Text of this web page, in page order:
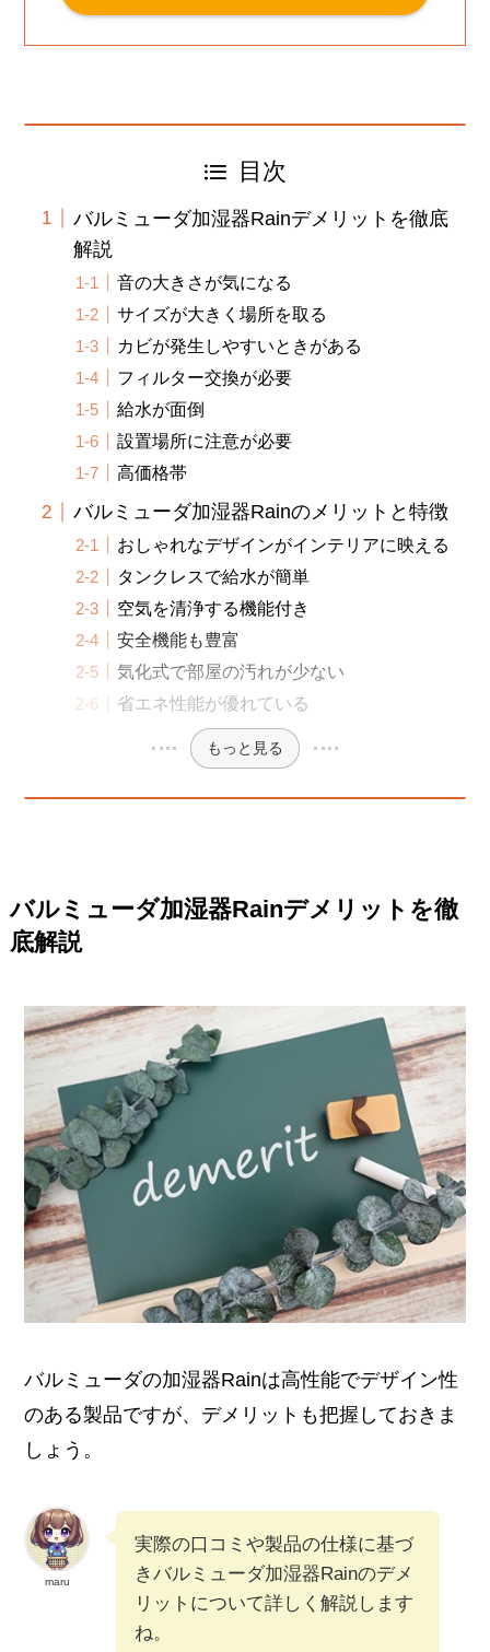
目次
バルミューダ加湿器Rainデメリットを徹底
解説
音の大きさが気になる
サイズが大きく場所を取る
カビが発生しやすいときがある
フィルター交換が必要
給水が面倒
設置場所に注意が必要
高価格帯
バルミューダ加湿器Rainのメリットと特徴
おしゃれなデザインがインテリアに映える
タンクレスで給水が簡単
空気を清浄する機能付き
安全機能も豊富
気化式で部屋の汚れが少ない
省エネ性能が優れている
もっと見る
バルミューダ加湿器Rainデメリットを徹
底解説
バルミューダの加湿器Rainは高性能でデザイン性
のある製品ですが、デメリットも把握しておきま
しょう。
maru
実際の口コミや製品の仕様に基づ
きバルミューダ加湿器Rainのデメ
リットについて詳しく解説します
ね。